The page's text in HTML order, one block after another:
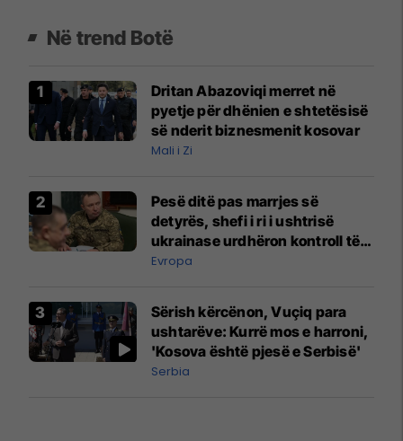
Në trend Botë
Dritan Abazoviqi merret në
pyetje për dhënien e shtetësisë
së nderit biznesmenit kosovar
Mali i Zi
Pesë ditë pas marrjes së
detyrës, shefi i ri i ushtrisë
ukrainase urdhëron kontroll të
madh
Evropa
Sërish kërcënon, Vuçiq para
ushtarëve: Kurrë mos e harroni,
'Kosova është pjesë e Serbisë'
Serbia